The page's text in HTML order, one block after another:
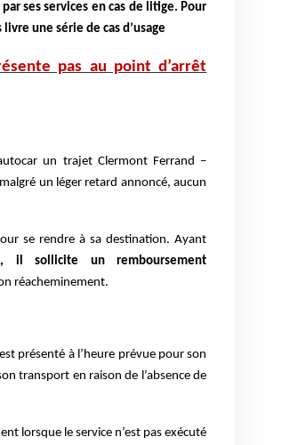
ses services en cas de litige. Pour
une série de cas d’usage
pas au point d’arrêt
un trajet Clermont Ferrand –
un léger retard annoncé, aucun
se rendre à sa destination. Ayant
, il sollicite un remboursement
réacheminement.
présenté à l’heure prévue pour son
transport en raison de l’absence de
lorsque le service n’est pas exécuté